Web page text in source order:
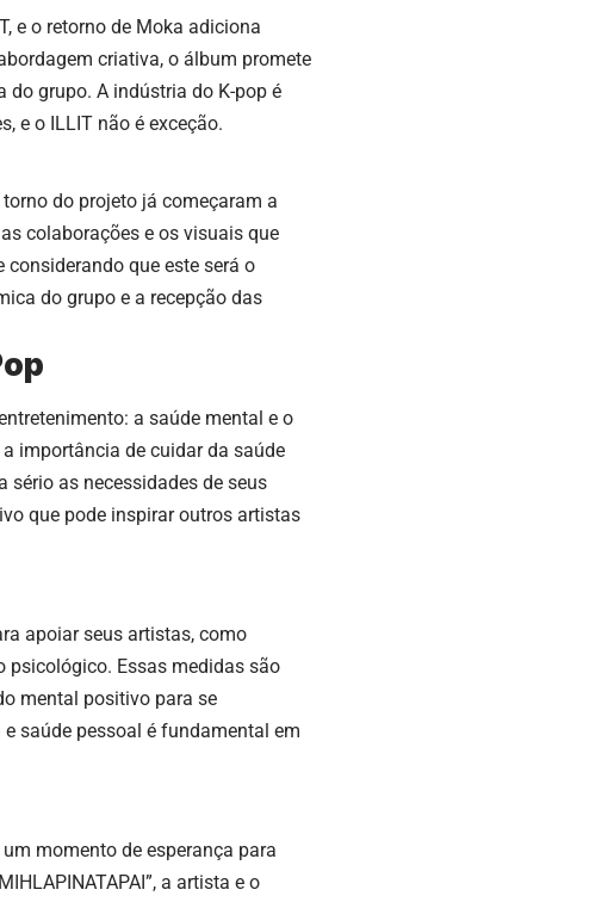
e o retorno de Moka adiciona
criativa, o álbum promete
do grupo. A indústria do K-pop é
e o ILLIT não é exceção.
do projeto já começaram a
colaborações e os visuais que
que este será o
do grupo e a recepção das
a saúde mental e o
importância de cuidar da saúde
sério as necessidades de seus
que pode inspirar outros artistas
apoiar seus artistas, como
psicológico. Essas medidas são
mental positivo para se
saúde pessoal é fundamental em
momento de esperança para
a artista e o